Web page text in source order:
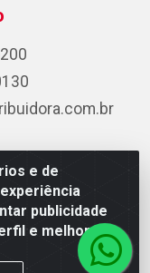
e de
publicidade
e melhorar a
de Campos, 42 -
20.920-410 -
85